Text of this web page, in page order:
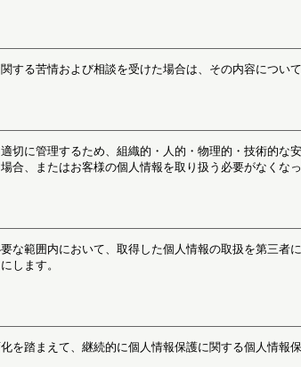
する苦情および相談を受けた場合は、その内容につい
切に管理するため、組織的・人的・物理的・技術的
合、またはお客様の個人情報を取り扱う必要がなくな
な範囲内において、取得した個人情報の取扱を第三
します。
を踏まえて、継続的に個人情報保護に関する個人情報